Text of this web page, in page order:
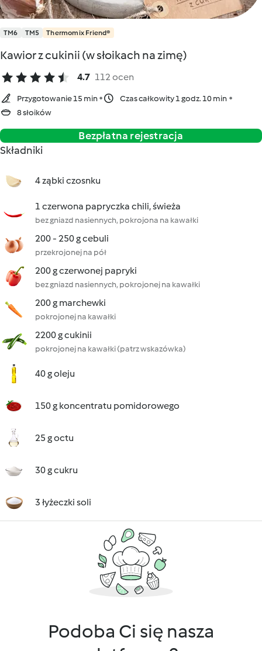
TM6 TM5 Thermomix Friend®
Kawior z cukinii (w słoikach na zimę)
4.7 112 ocen
Przygotowanie 15 min
Czas całkowity 1 godz. 10 min
8 słoików
Bezpłatna rejestracja
Składniki
4 ząbki czosnku
1 czerwona papryczka chili, świeża
bez gniazd nasiennych, pokrojona na kawałki
200 - 250 g cebuli
przekrojonej na pół
200 g czerwonej papryki
bez gniazd nasiennych, pokrojonej na kawałki
200 g marchewki
pokrojonej na kawałki
2200 g cukinii
pokrojonej na kawałki (patrz wskazówka)
40 g oleju
150 g koncentratu pomidorowego
25 g octu
30 g cukru
3 łyżeczki soli
Podoba Ci się nasza